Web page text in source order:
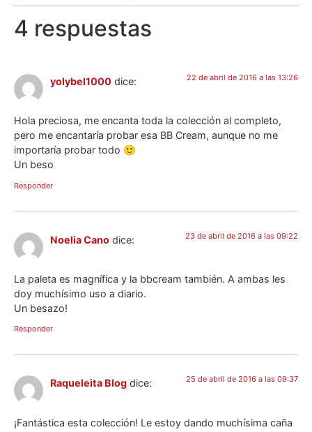
4 respuestas
yolybel1000 dice: 22 de abril de 2016 a las 13:26
Hola preciosa, me encanta toda la colección al completo,
pero me encantaría probar esa BB Cream, aunque no me
importaría probar todo 🙂
Un beso
Responder
Noelia Cano dice: 23 de abril de 2016 a las 09:22
La paleta es magnífica y la bbcream también. A ambas les
doy muchísimo uso a diario.
Un besazo!
Responder
Raqueleita Blog dice: 25 de abril de 2016 a las 09:37
¡Fantástica esta colección! Le estoy dando muchísima caña